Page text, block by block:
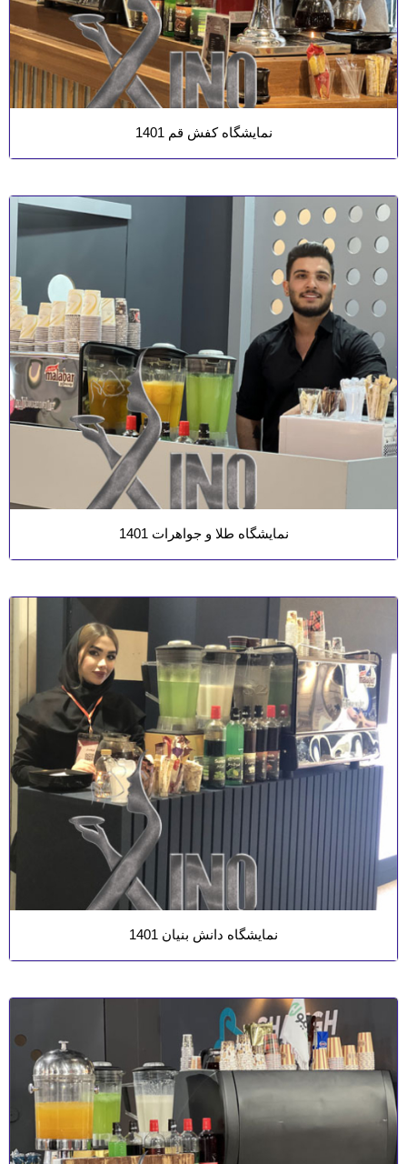
نمایشگاه کفش قم 1401
نمایشگاه طلا و جواهرات 1401
نمایشگاه دانش بنیان 1401